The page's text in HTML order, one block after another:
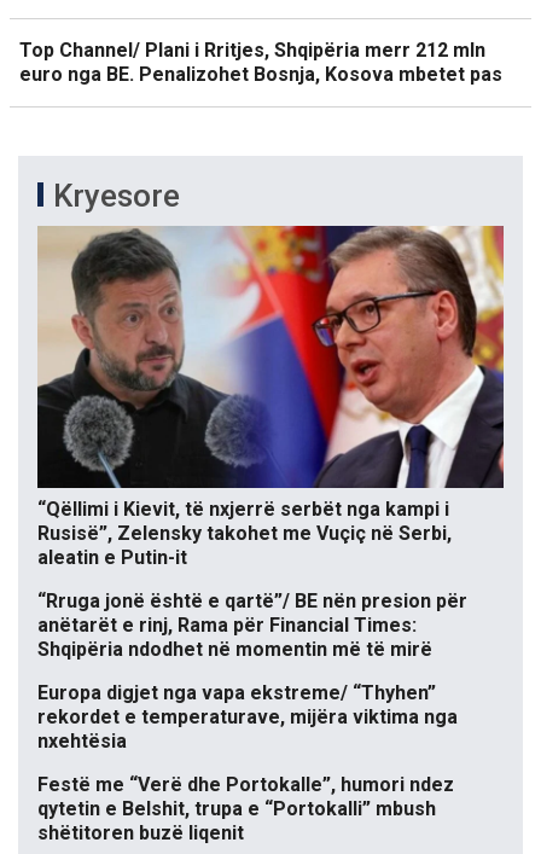
Top Channel/ Plani i Rritjes, Shqipëria merr 212 mln
euro nga BE. Penalizohet Bosnja, Kosova mbetet pas
Kryesore
“Qëllimi i Kievit, të nxjerrë serbët nga kampi i
Rusisë”, Zelensky takohet me Vuçiç në Serbi,
aleatin e Putin-it
“Rruga jonë është e qartë”/ BE nën presion për
anëtarët e rinj, Rama për Financial Times:
Shqipëria ndodhet në momentin më të mirë
Europa digjet nga vapa ekstreme/ “Thyhen”
rekordet e temperaturave, mijëra viktima nga
nxehtësia
Festë me “Verë dhe Portokalle”, humori ndez
qytetin e Belshit, trupa e “Portokalli” mbush
shëtitoren buzë liqenit